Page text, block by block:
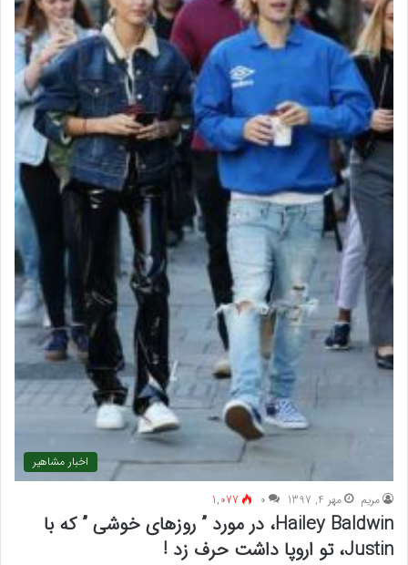
اخبار مشاهیر
مريم مهر 4, 1397 ۰ 1,077
Hailey Baldwin، در مورد ” روزهای خوشی ” که با
Justin، تو اروپا داشت حرف زد !